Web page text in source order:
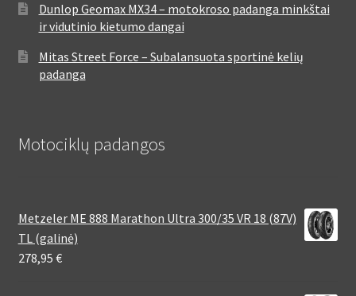
Dunlop Geomax MX34 – motokroso padanga minkštai
ir vidutinio kietumo dangai
Mitas Street Force – Subalansuota sportinė kelių
padanga
Motociklų padangos
Metzeler ME 888 Marathon Ultra 300/35 VR 18 (87V)
TL (galinė)
278,95 €